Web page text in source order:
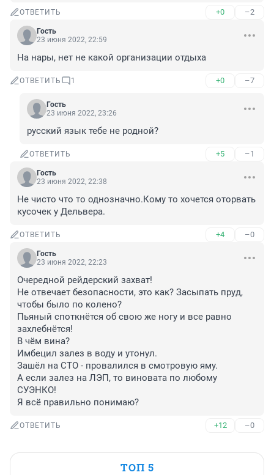
ОТВЕТИТЬ +0 –2
Гость
23 июня 2022, 22:59
На нары, нет не какой организации отдыха
ОТВЕТИТЬ 1 +0 –7
Гость
23 июня 2022, 23:26
русский язык тебе не родной?
ОТВЕТИТЬ +5 –1
Гость
23 июня 2022, 22:38
Не чисто что то однозначно.Кому то хочется оторвать
кусочек у Дельвера.
ОТВЕТИТЬ +4 –0
Гость
23 июня 2022, 22:23
Очередной рейдерский захват!
Не отвечает безопасности, это как? Засыпать пруд,
чтобы было по колено?
Пьяный споткнётся об свою же ногу и все равно
захлебнётся!
В чём вина?
Имбецил залез в воду и утонул.
Зашёл на СТО - провалился в смотровую яму.
А если залез на ЛЭП, то виновата по любому
СУЭНКО!
Я всё правильно понимаю?
ОТВЕТИТЬ +12 –0
ТОП 5